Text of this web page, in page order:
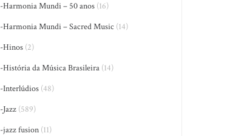
-Harmonia Mundi – 50 anos (16)
-Harmonia Mundi – Sacred Music (14)
-Hinos (2)
-História da Música Brasileira (14)
-Interlúdios (48)
-Jazz (589)
-jazz fusion (11)